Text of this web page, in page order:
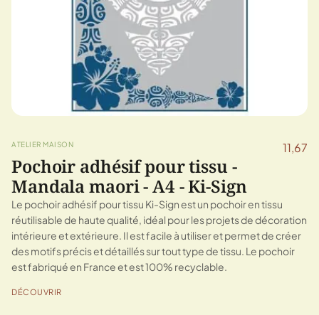
ATELIER MAISON 11,67
Pochoir adhésif pour tissu -
Mandala maori - A4 - Ki-Sign
Le pochoir adhésif pour tissu Ki-Sign est un pochoir en tissu
réutilisable de haute qualité, idéal pour les projets de décoration
intérieure et extérieure. Il est facile à utiliser et permet de créer
des motifs précis et détaillés sur tout type de tissu. Le pochoir
est fabriqué en France et est 100% recyclable.
DÉCOUVRIR